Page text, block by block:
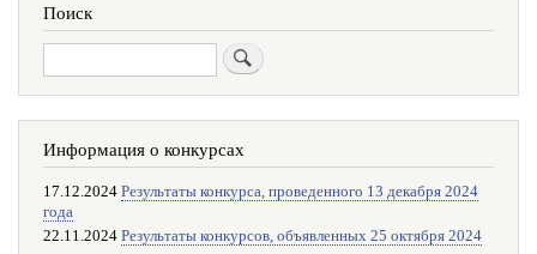
Поиск
Поиск
Информация о конкурсах
17.12.2024 Результаты конкурса, проведенного 13 декабря 2024
года
22.11.2024 Результаты конкурсов, объявленных 25 октября 2024